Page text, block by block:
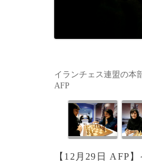
イランチェス連盟の本
AFP
【12月29日 AFP